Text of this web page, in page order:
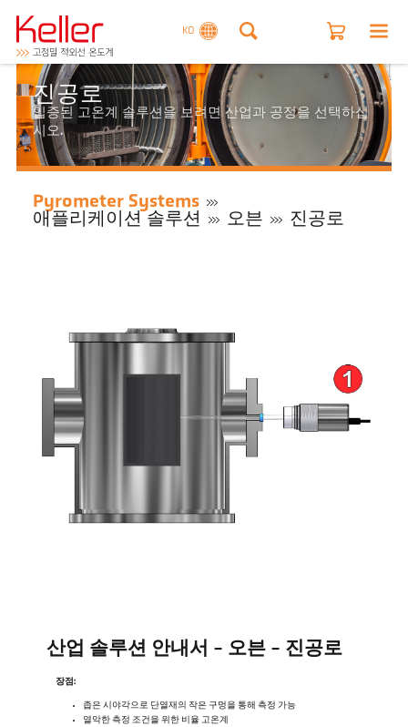
KO
진공로
입증된 고온계 솔루션을 보려면 산업과 공정을 선택하십
시오.
Pyrometer Systems
애플리케이션 솔루션
오븐 진공로
산업 솔루션 안내서 - 오븐 - 진공로
장점:
좁은 시야각으로 단열재의 작은 구멍을 통해 측정 가능
열악한 측정 조건을 위한 비율 고온계